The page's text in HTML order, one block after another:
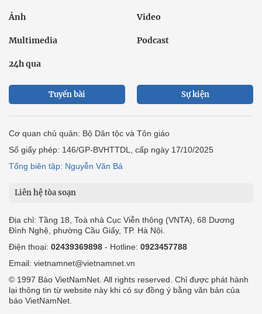
Ảnh Video
Multimedia Podcast
24h qua
Tuyến bài Sự kiện
Cơ quan chủ quản: Bộ Dân tộc và Tôn giáo
Số giấy phép: 146/GP-BVHTTDL, cấp ngày 17/10/2025
Tổng biên tập: Nguyễn Văn Bá
Liên hệ tòa soạn
Địa chỉ: Tầng 18, Toà nhà Cục Viễn thông (VNTA), 68 Dương
Đình Nghệ, phường Cầu Giấy, TP. Hà Nội.
Điện thoại: 02439369898 - Hotline: 0923457788
Email: vietnamnet@vietnamnet.vn
© 1997 Báo VietNamNet. All rights reserved. Chỉ được phát hành
lại thông tin từ website này khi có sự đồng ý bằng văn bản của
báo VietNamNet.